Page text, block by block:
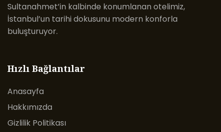
Sultanahmet’in kalbinde konumlanan otelimiz,
İstanbul’un tarihi dokusunu modern konforla
buluşturuyor.
Hızlı Bağlantılar
Anasayfa
Hakkımızda
Gizlilik Politikası